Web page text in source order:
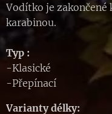
Vodítko je zakončené
karabinou.
Typ :
-Klasické
-Přepínací
Varianty délky: